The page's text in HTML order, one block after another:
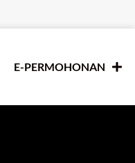
E-PERMOHONAN